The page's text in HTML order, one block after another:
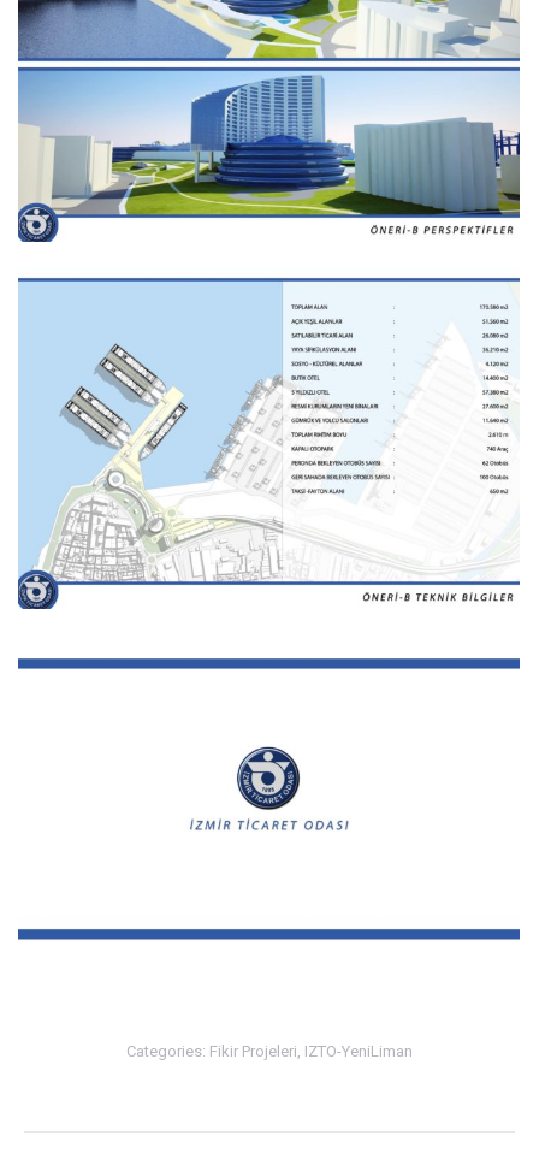
Categories: Fikir Projeleri IZTO-YeniLiman